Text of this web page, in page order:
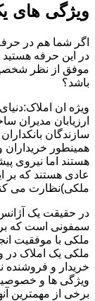
ویژگی های
اگر شما هم در
در این حرفه هستید
موفق از نظر
باشد؟
ویژه ان
ارزیابان مدیران
سازندگان
همینطور خریداران
هستند اما نیروی
عادی هستند که بر
ملکی)نظارت می
در حقیقت یک
سمفونی است که بر
ملکی با موفقیت
ملکی یک املاک در
خریدار و فروشنده
ویژگی ها و
برخی از مهمترین